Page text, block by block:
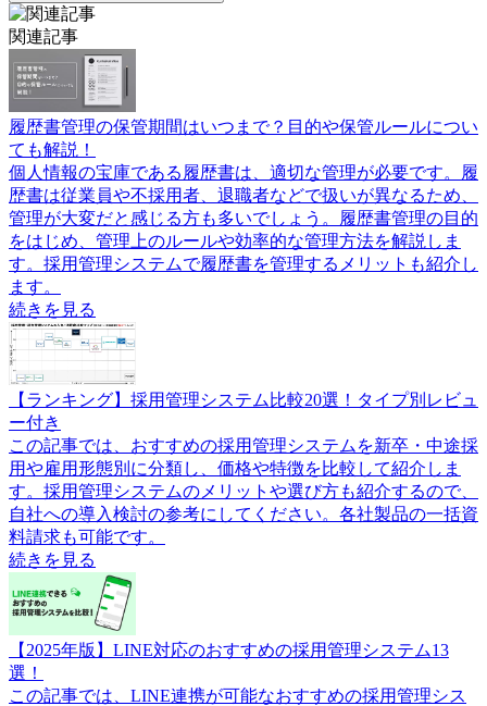
関連記事
履歴書管理の保管期間はいつまで？目的や保管ルールについ
ても解説！
個人情報の宝庫である履歴書は、適切な管理が必要です。履
歴書は従業員や不採用者、退職者などで扱いが異なるため、
管理が大変だと感じる方も多いでしょう。履歴書管理の目的
をはじめ、管理上のルールや効率的な管理方法を解説しま
す。採用管理システムで履歴書を管理するメリットも紹介し
ます。
続きを見る
【ランキング】採用管理システム比較20選！タイプ別レビュ
ー付き
この記事では、おすすめの採用管理システムを新卒・中途採
用や雇用形態別に分類し、価格や特徴を比較して紹介しま
す。採用管理システムのメリットや選び方も紹介するので、
自社への導入検討の参考にしてください。各社製品の一括資
料請求も可能です。
続きを見る
【2025年版】LINE対応のおすすめの採用管理システム13
選！
この記事では、LINE連携が可能なおすすめの採用管理シス